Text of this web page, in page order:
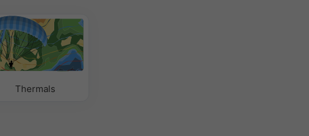
Thermals